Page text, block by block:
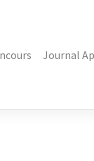
Journal